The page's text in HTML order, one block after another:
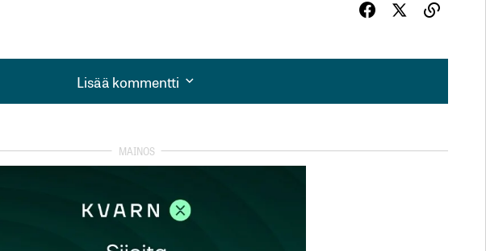
Lisää kommentti
Lisää kommentti